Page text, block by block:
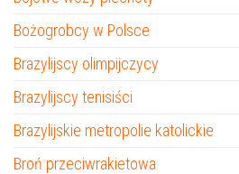
Bożogrobcy w Polsce
Brazylijscy olimpijczycy
Brazylijscy tenisiści
Brazylijskie metropolie katolickie
Broń przeciwrakietowa